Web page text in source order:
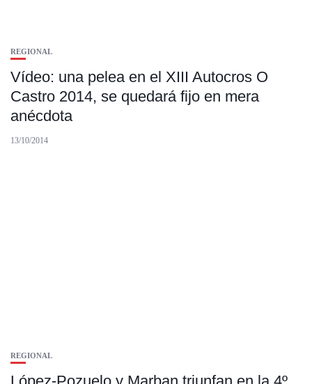
REGIONAL
Vídeo: una pelea en el XIII Autocros O
Castro 2014, se quedará fijo en mera
anécdota
13/10/2014
REGIONAL